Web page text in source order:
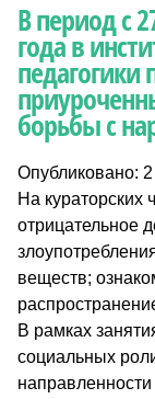
В период с
года в
педагогики
борьбы с
Опубликовано:
На кураторских
отрицательное
веществ;
В рамках
социальных